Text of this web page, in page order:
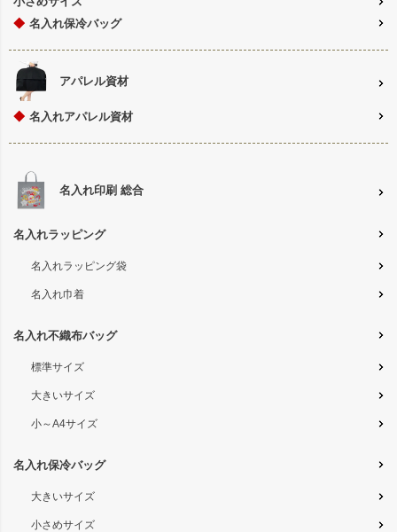
◆ 名入れ保冷バッグ
アパレル資材
◆ 名入れアパレル資材
名入れ印刷 総合
名入れラッピング
名入れラッピング袋
名入れ巾着
名入れ不織布バッグ
標準サイズ
大きいサイズ
小～A4サイズ
名入れ保冷バッグ
大きいサイズ
小さめサイズ